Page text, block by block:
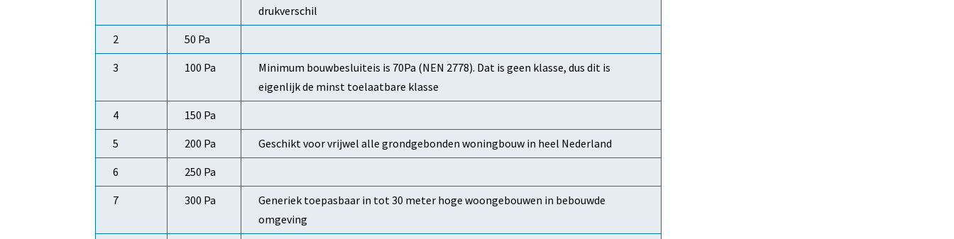
drukverschil
2
50 Pa
3
100 Pa
Minimum bouwbesluiteis is 70Pa (NEN 2778). Dat is geen klasse, dus dit is
eigenlijk de minst toelaatbare klasse
4
150 Pa
5
200 Pa
Geschikt voor vrijwel alle grondgebonden woningbouw in heel Nederland
6
250 Pa
7
300 Pa
Generiek toepasbaar in tot 30 meter hoge woongebouwen in bebouwde
omgeving